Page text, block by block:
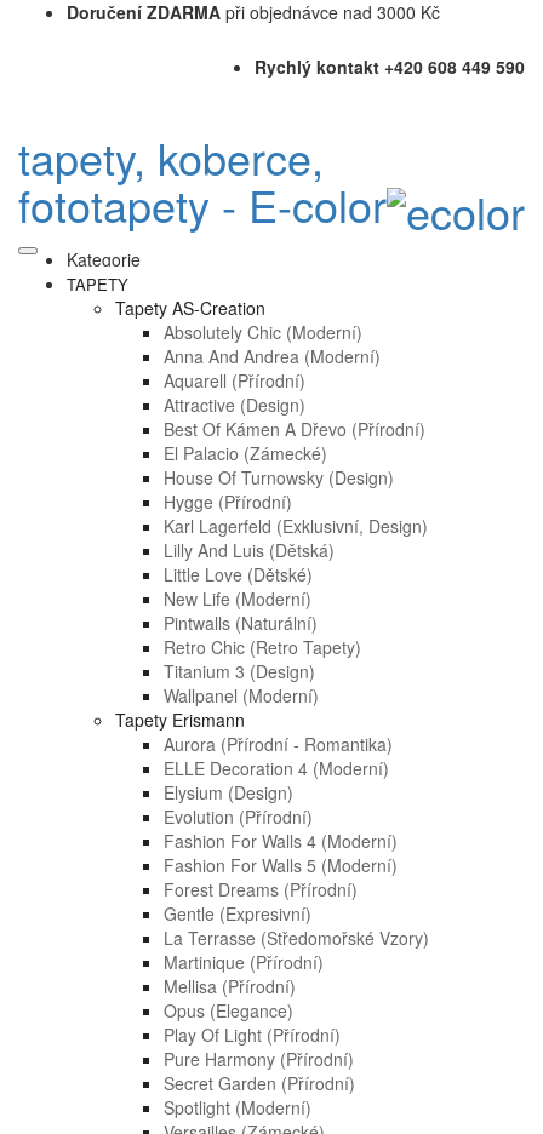
Doručení ZDARMA při objednávce nad 3000 Kč
Rychlý kontakt +420 608 449 590
tapety, koberce,
fototapety - E-color
Kategorie
TAPETY
Tapety AS-Creation
Absolutely Chic (moderní)
Anna And Andrea (moderní)
Aquarell (přírodní)
Attractive (design)
Best Of Kámen A Dřevo (přírodní)
El Palacio (zámecké)
House Of Turnowsky (design)
Hygge (přírodní)
Karl Lagerfeld (exklusivní, Design)
Lilly And Luis (dětská)
Little Love (dětské)
New Life (moderní)
Pintwalls (naturální)
Retro Chic (retro Tapety)
Titanium 3 (design)
Wallpanel (moderní)
Tapety Erismann
Aurora (přírodní - Romantika)
ELLE Decoration 4 (moderní)
Elysium (design)
Evolution (přírodní)
Fashion For Walls 4 (moderní)
Fashion For Walls 5 (moderní)
Forest Dreams (přírodní)
Gentle (expresivní)
La Terrasse (středomořské Vzory)
Martinique (přírodní)
Mellisa (přírodní)
Opus (elegance)
Play Of Light (přírodní)
Pure Harmony (přírodní)
Secret Garden (přírodní)
Spotlight (moderní)